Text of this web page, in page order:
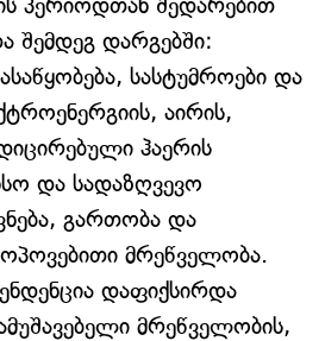
შემდეგ დარგებში:
სასტუმროები და
აირის,
ჰაერის
და სადაზღვევო
გართობა და
მრეწველობა.
დაფიქსირდა
მრეწველობის,